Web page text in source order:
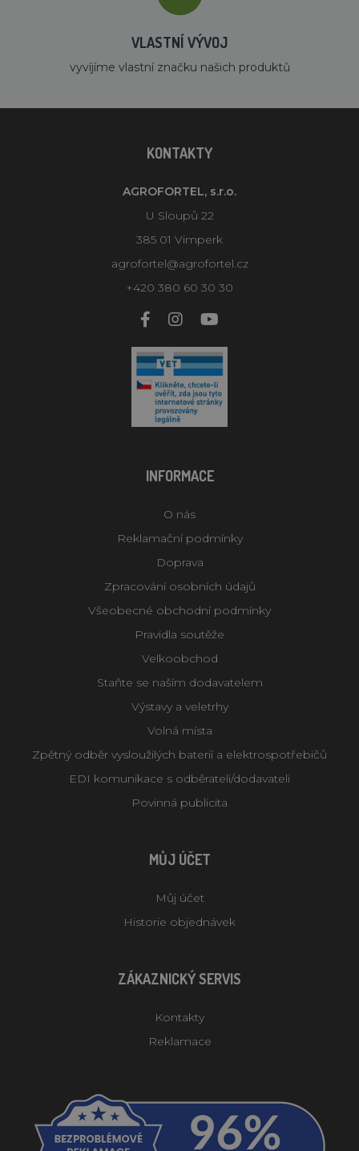
VLASTNÍ VÝVOJ
vyvíjíme vlastní značku našich produktů
KONTAKTY
AGROFORTEL, s.r.o.
U Sloupů 22
385 01 Vimperk
agrofortel@agrofortel.cz
+420 380 60 30 30
INFORMACE
O nás
Reklamační podmínky
Doprava
Zpracování osobních údajů
Všeobecné obchodní podmínky
Pravidla soutěže
Velkoobchod
Staňte se naším dodavatelem
Výstavy a veletrhy
Volná místa
Zpětný odběr vysloužilých baterií a elektrospotřebičů
EDI komunikace s odběrateli/dodavateli
Povinná publicita
MŮJ ÚČET
Můj účet
Historie objednávek
ZÁKAZNICKÝ SERVIS
Kontakty
Reklamace